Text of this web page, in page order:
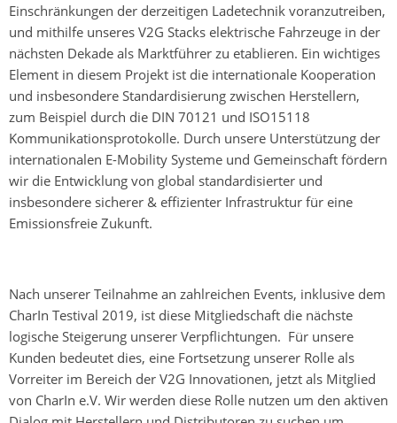
Einschränkungen der derzeitigen Ladetechnik voranzutreiben,
und mithilfe unseres V2G Stacks elektrische Fahrzeuge in der
nächsten Dekade als Marktführer zu etablieren. Ein wichtiges
Element in diesem Projekt ist die internationale Kooperation
und insbesondere Standardisierung zwischen Herstellern,
zum Beispiel durch die DIN 70121 und ISO15118
Kommunikationsprotokolle. Durch unsere Unterstützung der
internationalen E-Mobility Systeme und Gemeinschaft fördern
wir die Entwicklung von global standardisierter und
insbesondere sicherer & effizienter Infrastruktur für eine
Emissionsfreie Zukunft.
Nach unserer Teilnahme an zahlreichen Events, inklusive dem
CharIn Testival 2019, ist diese Mitgliedschaft die nächste
logische Steigerung unserer Verpflichtungen. Für unsere
Kunden bedeutet dies, eine Fortsetzung unserer Rolle als
Vorreiter im Bereich der V2G Innovationen, jetzt als Mitglied
von CharIn e.V. Wir werden diese Rolle nutzen um den aktiven